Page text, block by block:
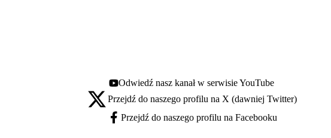
Youtube - otwiera się w nowej karcie
Odwiedź nasz kanał w serwisie YouTube
X - otwiera się w nowej karcie
Przejdź do naszego profilu na X (dawniej Twitter)
Facebook - otwiera się w nowej karcie
Przejdź do naszego profilu na Facebooku